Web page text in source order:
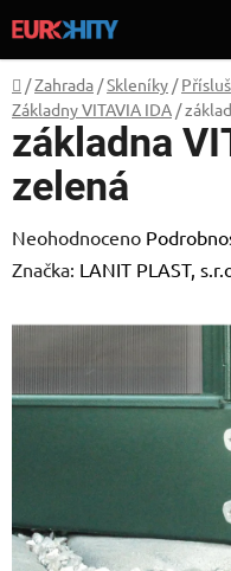
na
obsah
Domů
/Zahrada /Skleníky /
Základny VITAVIA IDA /
základna
zelená
Průměrné
hodnocení
je
z
Neohodnoceno
Značka: LANIT PLAST,